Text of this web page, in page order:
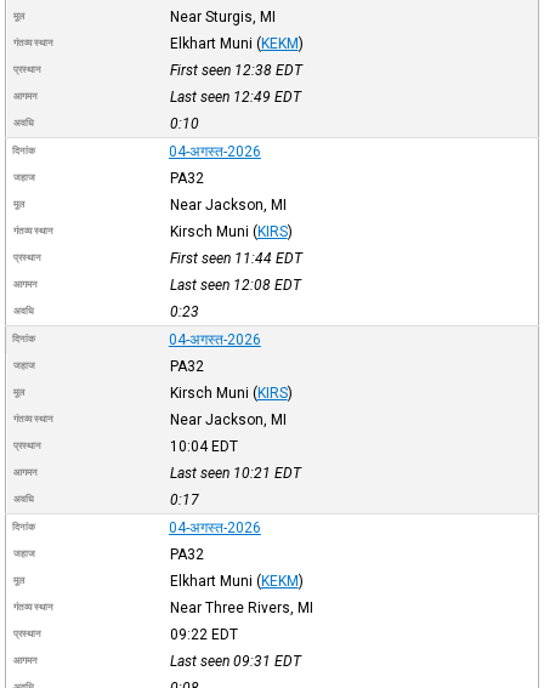
मूल Near Sturgis, MI
गंतव्य स्थान Elkhart Muni (KEKM)
प्रस्थान First seen 12:38 EDT
आगमन Last seen 12:49 EDT
अवधि 0:10
दिनांक 04-अगस्त-2026
जहाज PA32
मूल Near Jackson, MI
गंतव्य स्थान Kirsch Muni (KIRS)
प्रस्थान First seen 11:44 EDT
आगमन Last seen 12:08 EDT
अवधि 0:23
दिनांक 04-अगस्त-2026
जहाज PA32
मूल Kirsch Muni (KIRS)
गंतव्य स्थान Near Jackson, MI
प्रस्थान 10:04EDT
आगमन Last seen 10:21 EDT
अवधि 0:17
दिनांक 04-अगस्त-2026
जहाज PA32
मूल Elkhart Muni (KEKM)
गंतव्य स्थान Near Three Rivers, MI
प्रस्थान 09:22 EDT
आगमन Last seen 09:31 EDT